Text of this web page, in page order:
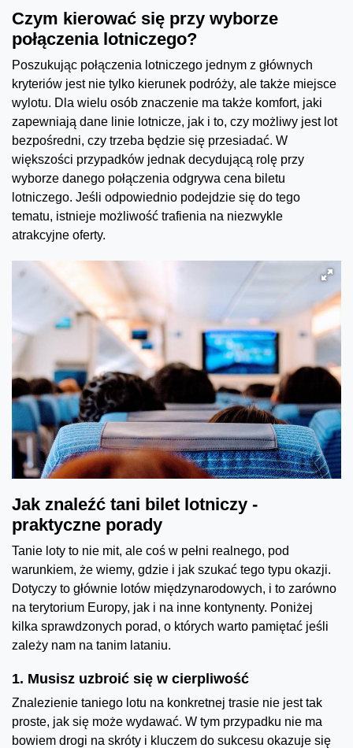
Czym kierować się przy wyborze
połączenia lotniczego?
Poszukując połączenia lotniczego jednym z głównych
kryteriów jest nie tylko kierunek podróży, ale także miejsce
wylotu. Dla wielu osób znaczenie ma także komfort, jaki
zapewniają dane linie lotnicze, jak i to, czy możliwy jest lot
bezpośredni, czy trzeba będzie się przesiadać. W
większości przypadków jednak decydującą rolę przy
wyborze danego połączenia odgrywa cena biletu
lotniczego. Jeśli odpowiednio podejdzie się do tego
tematu, istnieje możliwość trafienia na niezwykle
atrakcyjne oferty.
Jak znaleźć tani bilet lotniczy -
praktyczne porady
Tanie loty to nie mit, ale coś w pełni realnego, pod
warunkiem, że wiemy, gdzie i jak szukać tego typu okazji.
Dotyczy to głównie lotów międzynarodowych, i to zarówno
na terytorium Europy, jak i na inne kontynenty. Poniżej
kilka sprawdzonych porad, o których warto pamiętać jeśli
zależy nam na tanim lataniu.
1. Musisz uzbroić się w cierpliwość
Znalezienie taniego lotu na konkretnej trasie nie jest tak
proste, jak się może wydawać. W tym przypadku nie ma
bowiem drogi na skróty i kluczem do sukcesu okazuje się